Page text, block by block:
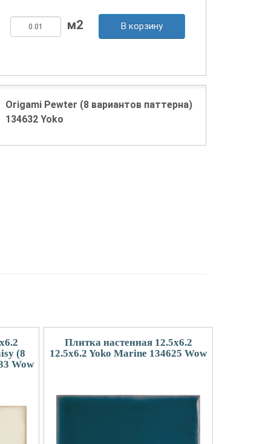
В корзину
Origami Pewter (8 вариантов паттерна)
134632 Yoko
(8
Wow
Плитка настенная 12.5x6.2
12.5x6.2 Yoko Marine 134625 Wow